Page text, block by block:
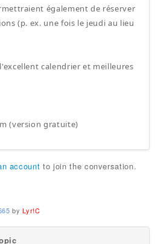
également de réserver
(p. ex. une fois le jeudi au lieu
calendrier et meilleures
(version gratuite)
account to join the conversation.
byLyr!C